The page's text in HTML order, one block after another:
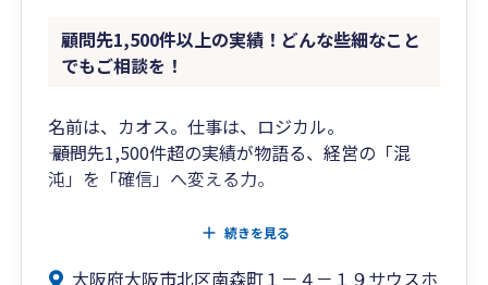
顧問先1,500件以上の実績！どんな些細なこと
でもご相談を！
名前は、カオス。仕事は、ロジカル。
―― 顧問先1,500件超の実績が物語る、経営の「混
沌」を「確信」へ変える力。
「税理士法人カオス」という名前に驚かれるかも
続きを見る
大阪府大阪市北区南森町１－４－１９サウスホ